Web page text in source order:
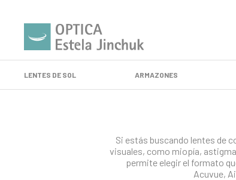
LENTES DE SOL ARMAZONES
Si estás buscando lentes de
visuales, como miopía,
permite elegir el formato
Acuvue,